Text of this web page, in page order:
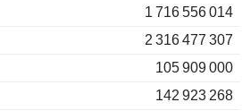
1 716 556 014
2 316 477 307
105 909 000
142 923 268